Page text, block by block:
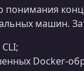
понимания
машин.